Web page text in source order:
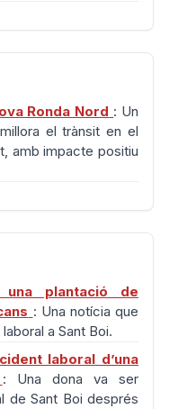
Ronda Nord : Un
el trànsit en el
amb impacte positiu
una plantació de
: Una notícia que
a Sant Boi.
laboral d’una
: Una dona va ser
de Sant Boi després